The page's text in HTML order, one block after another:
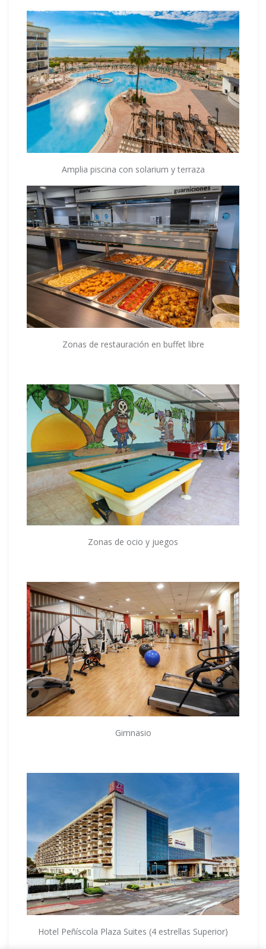
Amplia piscina con solarium y terraza
Zonas de restauración en buffet libre
Zonas de ocio y juegos
Gimnasio
Hotel Peñíscola Plaza Suites (4 estrellas Superior)